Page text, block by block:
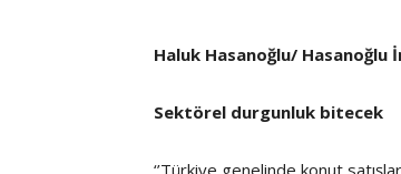
Haluk Hasanoğlu/ Hasanoğlu
Sektörel durgunluk bitecek
‘’Türkiye genelinde konut